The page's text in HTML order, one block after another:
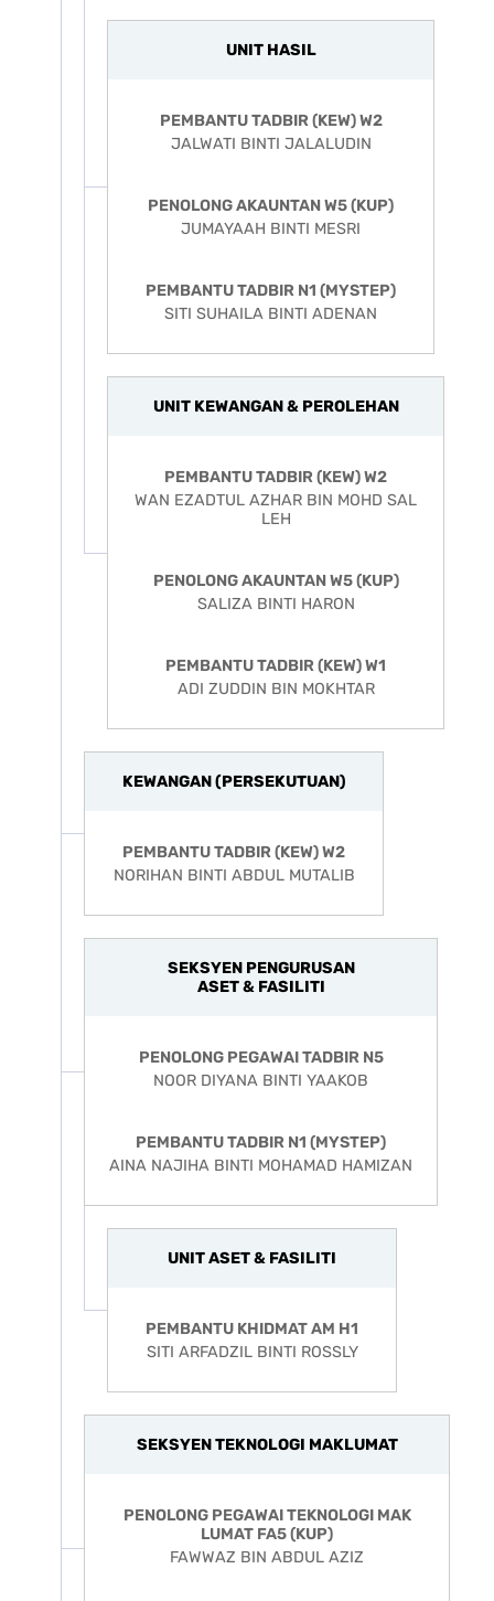
UNIT HASIL
PEMBANTU TADBIR (KEW) W2
JALWATI BINTI JALALUDIN
PENOLONG AKAUNTAN W5 (KUP)
JUMAYAAH BINTI MESRI
PEMBANTU TADBIR N1 (MYSTEP)
SITI SUHAILA BINTI ADENAN
UNIT KEWANGAN & PEROLEHAN
PEMBANTU TADBIR (KEW) W2
WAN EZADTUL AZHAR BIN MOHD SAL
LEH
PENOLONG AKAUNTAN W5 (KUP)
SALIZA BINTI HARON
PEMBANTU TADBIR (KEW) W1
ADI ZUDDIN BIN MOKHTAR
KEWANGAN (PERSEKUTUAN)
PEMBANTU TADBIR (KEW) W2
NORIHAN BINTI ABDUL MUTALIB
SEKSYEN PENGURUSAN
ASET & FASILITI
PENOLONG PEGAWAI TADBIR N5
NOOR DIYANA BINTI YAAKOB
PEMBANTU TADBIR N1 (MYSTEP)
AINA NAJIHA BINTI MOHAMAD HAMIZAN
UNIT ASET & FASILITI
PEMBANTU KHIDMAT AM H1
SITI ARFADZIL BINTI ROSSLY
SEKSYEN TEKNOLOGI MAKLUMAT
PENOLONG PEGAWAI TEKNOLOGI MAK
LUMAT FA5 (KUP)
FAWWAZ BIN ABDUL AZIZ